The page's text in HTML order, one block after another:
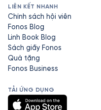
LIÊN KẾT NHANH
Chính sách hội viên
Fonos Blog
Linh Book Blog
Sách giấy Fonos
Quà tặng
Fonos Business
TẢI ỨNG DỤNG